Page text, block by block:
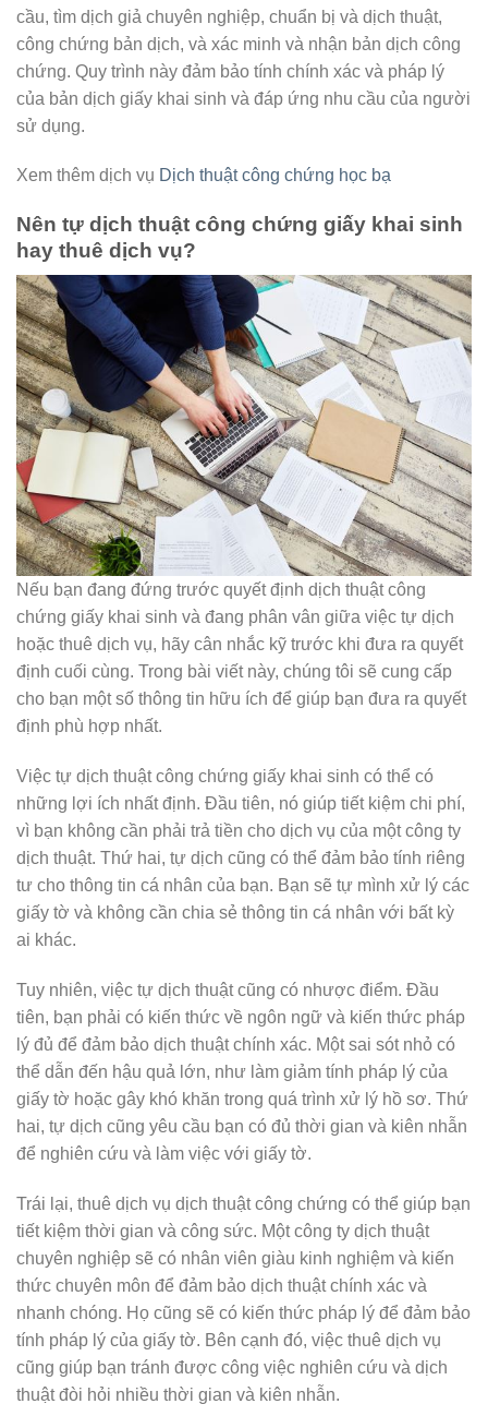
cầu, tìm dịch giả chuyên nghiệp, chuẩn bị và dịch thuật,
công chứng bản dịch, và xác minh và nhận bản dịch công
chứng. Quy trình này đảm bảo tính chính xác và pháp lý
của bản dịch giấy khai sinh và đáp ứng nhu cầu của người
sử dụng.
Xem thêm dịch vụ Dịch thuật công chứng học bạ
Nên tự dịch thuật công chứng giấy khai sinh
hay thuê dịch vụ?
Nếu bạn đang đứng trước quyết định dịch thuật công
chứng giấy khai sinh và đang phân vân giữa việc tự dịch
hoặc thuê dịch vụ, hãy cân nhắc kỹ trước khi đưa ra quyết
định cuối cùng. Trong bài viết này, chúng tôi sẽ cung cấp
cho bạn một số thông tin hữu ích để giúp bạn đưa ra quyết
định phù hợp nhất.
Việc tự dịch thuật công chứng giấy khai sinh có thể có
những lợi ích nhất định. Đầu tiên, nó giúp tiết kiệm chi phí,
vì bạn không cần phải trả tiền cho dịch vụ của một công ty
dịch thuật. Thứ hai, tự dịch cũng có thể đảm bảo tính riêng
tư cho thông tin cá nhân của bạn. Bạn sẽ tự mình xử lý các
giấy tờ và không cần chia sẻ thông tin cá nhân với bất kỳ
ai khác.
Tuy nhiên, việc tự dịch thuật cũng có nhược điểm. Đầu
tiên, bạn phải có kiến thức về ngôn ngữ và kiến thức pháp
lý đủ để đảm bảo dịch thuật chính xác. Một sai sót nhỏ có
thể dẫn đến hậu quả lớn, như làm giảm tính pháp lý của
giấy tờ hoặc gây khó khăn trong quá trình xử lý hồ sơ. Thứ
hai, tự dịch cũng yêu cầu bạn có đủ thời gian và kiên nhẫn
để nghiên cứu và làm việc với giấy tờ.
Trái lại, thuê dịch vụ dịch thuật công chứng có thể giúp bạn
tiết kiệm thời gian và công sức. Một công ty dịch thuật
chuyên nghiệp sẽ có nhân viên giàu kinh nghiệm và kiến
thức chuyên môn để đảm bảo dịch thuật chính xác và
nhanh chóng. Họ cũng sẽ có kiến thức pháp lý để đảm bảo
tính pháp lý của giấy tờ. Bên cạnh đó, việc thuê dịch vụ
cũng giúp bạn tránh được công việc nghiên cứu và dịch
thuật đòi hỏi nhiều thời gian và kiên nhẫn.